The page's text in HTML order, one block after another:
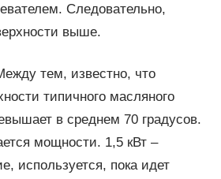
Следовательно,
выше.
тем, известно, что
типичного масляного
в среднем 70 градусов.
мощности. 1,5 кВт –
используется, пока идет